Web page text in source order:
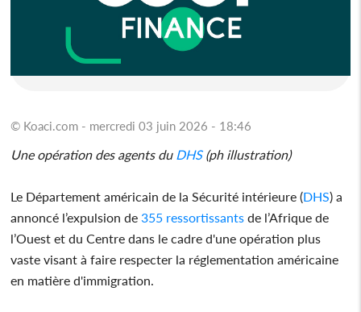
© Koaci.com - mercredi 03 juin 2026 - 18:46
Une opération des agents du DHS(ph illustration)
Le Département américain de la Sécurité intérieure (DHS) a
annoncé l’expulsion de 355 ressortissants de l’Afrique de
l’Ouest et du Centre dans le cadre d'une opération plus
vaste visant à faire respecter la réglementation américaine
en matière d'immigration.